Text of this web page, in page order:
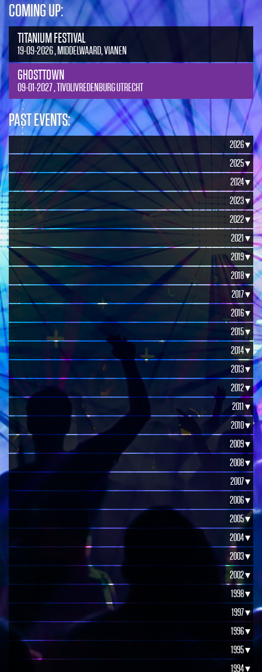
COMING UP:
TITANIUM FESTIVAL
19-09-2026 , MIDDELWAARD, VIANEN
GHOSTTOWN
09-01-2027 , TIVOLIVREDENBURG UTRECHT
PAST EVENTS:
2026 ▾
2025 ▾
2024 ▾
2023 ▾
2022 ▾
2021 ▾
2019 ▾
2018 ▾
2017 ▾
2016 ▾
2015 ▾
2014 ▾
2013 ▾
2012 ▾
2011 ▾
2010 ▾
2009 ▾
2008 ▾
2007 ▾
2006 ▾
2005 ▾
2004 ▾
2003 ▾
2002 ▾
1998 ▾
1997 ▾
1996 ▾
1995 ▾
1994 ▾